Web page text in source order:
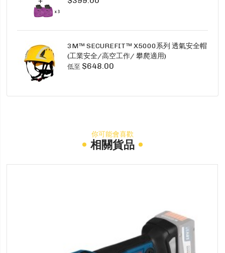
3M™ SECUREFIT™ X5000系列 透氣安全帽
(工業安全/高空工作/ 攀爬適用)
低至 $648.00
你可能會喜歡
相關貨品